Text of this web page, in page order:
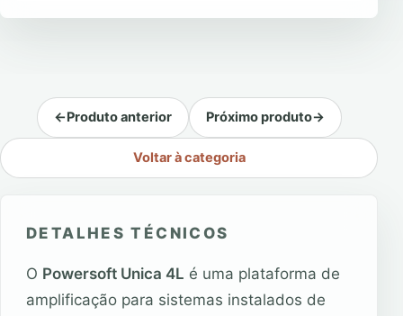
←Produto anterior
Voltar à categoria
Próximo produto→
DETALHES TÉCNICOS
O Powersoft Unica 4L é uma plataforma de
amplificação para sistemas instalados de